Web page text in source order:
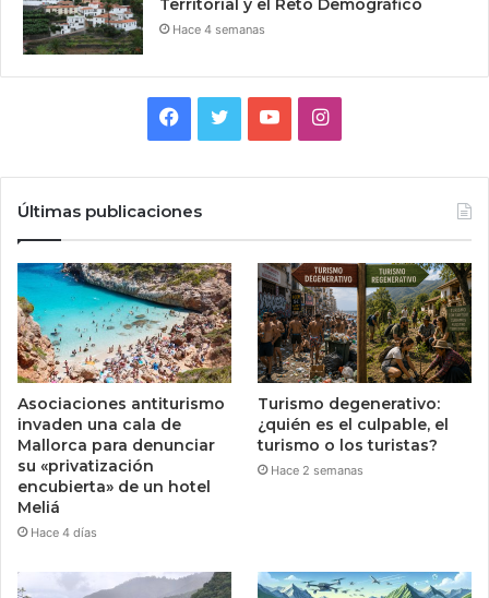
Territorial y el Reto Demográfico
Hace 4 semanas
Facebook
TwitterYouTubeInstagram
Últimas publicaciones
Asociaciones antiturismo
invaden una cala de
Mallorca para denunciar
su «privatización
encubierta» de un hotel
Meliá
Hace 4 días
Turismo degenerativo:
¿quién es el culpable, el
turismo o los turistas?
Hace 2 semanas